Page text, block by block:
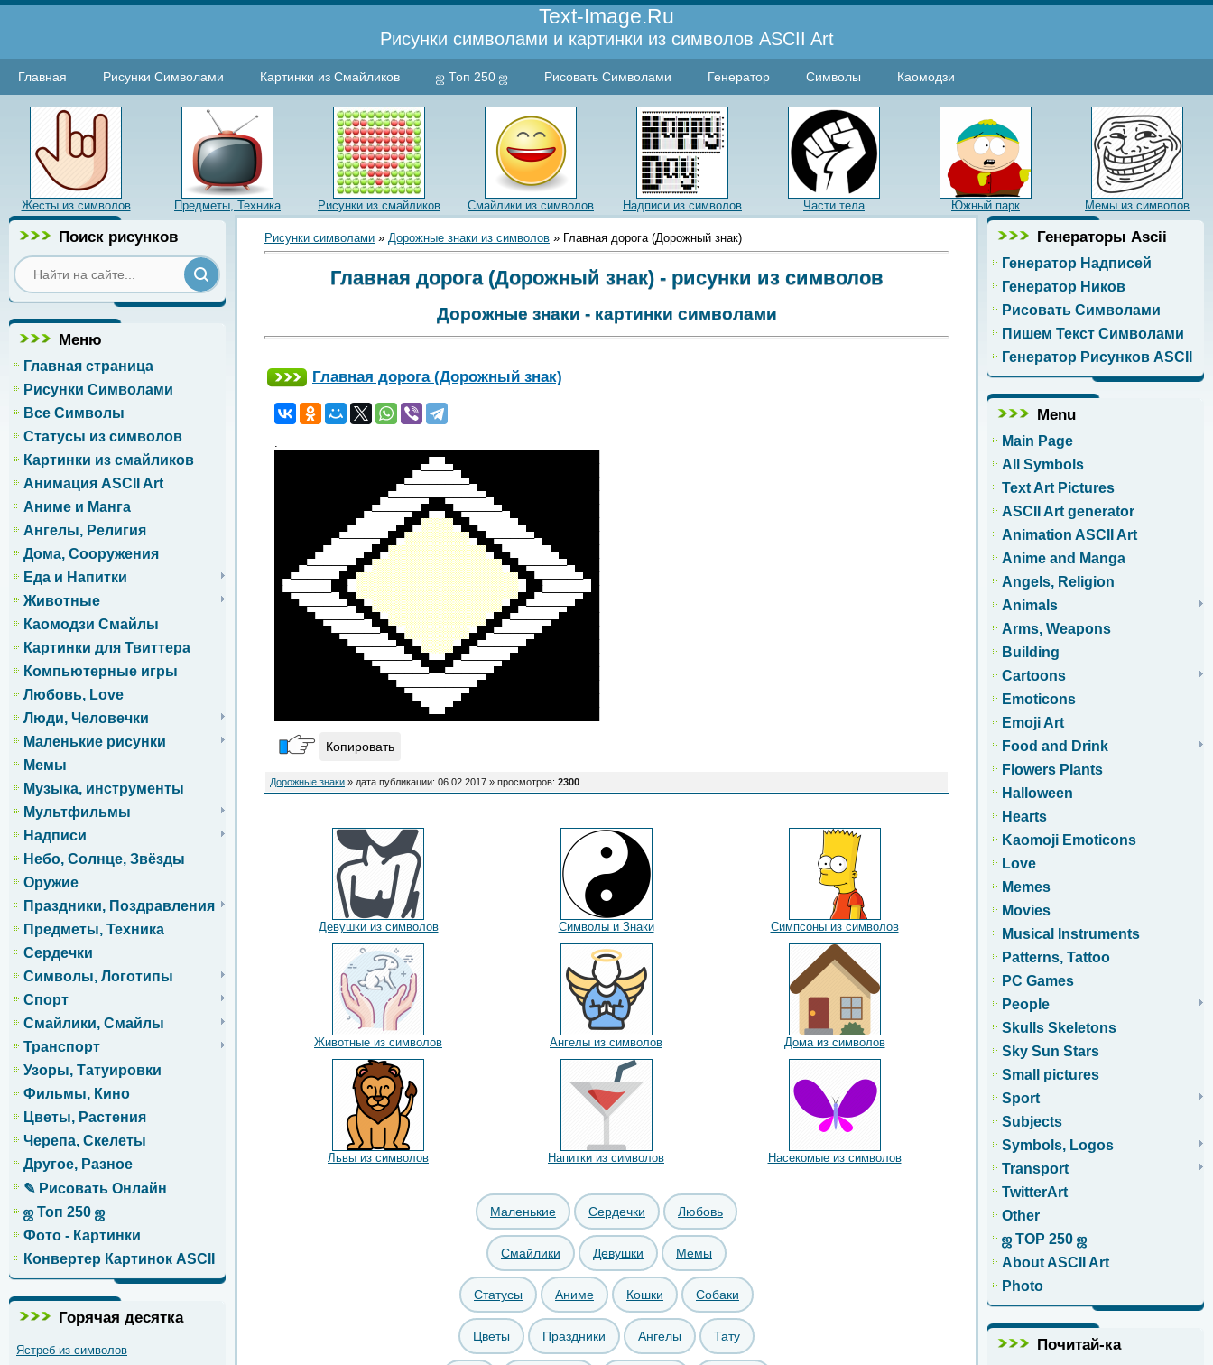
Text-Image.Ru
Рисунки символами и картинки из символов ASCII Art
Главная Рисунки Символами Картинки из Смайликов ஜ Топ 250 ஜ Рисовать Символами Генератор Символы Каомодзи
Жесты из символов Предметы, Техника Рисунки из смайликов Смайлики из символов Надписи из символов Части тела Южный парк Мемы из символов
Поиск рисунков
Меню
Главная страница
Рисунки Символами
Все Символы
Статусы из символов
Картинки из смайликов
Анимация ASCII Art
Аниме и Манга
Ангелы, Религия
Дома, Сооружения
Еда и Напитки
Животные
Каомодзи Смайлы
Картинки для Твиттера
Компьютерные игры
Любовь, Love
Люди, Человечки
Маленькие рисунки
Мемы
Музыка, инструменты
Мультфильмы
Надписи
Небо, Солнце, Звёзды
Оружие
Праздники, Поздравления
Предметы, Техника
Сердечки
Символы, Логотипы
Спорт
Смайлики, Смайлы
Транспорт
Узоры, Татуировки
Фильмы, Кино
Цветы, Растения
Черепа, Скелеты
Другое, Разное
✎ Рисовать Онлайн
ஜ Топ 250 ஜ
Фото - Картинки
Конвертер Картинок ASCII
Горячая десятка
Ястреб из символов
Рисунки символами » Дорожные знаки из символов » Главная дорога (Дорожный знак)
Главная дорога (Дорожный знак) - рисунки из символов
Дорожные знаки - картинки символами
Главная дорога (Дорожный знак)
.
███████████████████▀▀███████████████████
█████████████████▀────▀█████████████████
███████████████▀────────▀███████████████
█████████████▀─────▄▄─────▀█████████████
███████████▀─────▄█▀▀█▄─────▀███████████
█████████▀─────▄█▀░░░░▀█▄─────▀█████████
███████▀─────▄█▀░░░░░░░░▀█▄─────▀███████
█████▀─────▄█▀░░░░░░░░░░░░▀█▄─────▀█████
███▀─────▄█▀░░░░░░░░░░░░░░░░▀█▄─────▀███
█▀─────▄█▀░░░░░░░░░░░░░░░░░░░░▀█▄─────▀█
█▄─────▀█▄░░░░░░░░░░░░░░░░░░░░▄█▀─────▄█
███▄─────▀█▄░░░░░░░░░░░░░░░░▄█▀─────▄███
█████▄─────▀█▄░░░░░░░░░░░░▄█▀─────▄█████
███████▄─────▀█▄░░░░░░░░▄█▀─────▄███████
█████████▄─────▀█▄░░░░▄█▀─────▄█████████
███████████▄─────▀█▄▄█▀─────▄███████████
█████████████▄─────▀▀─────▄█████████████
███████████████▄────────▄███████████████
█████████████████▄────▄█████████████████
███████████████████▄▄███████████████████
Копировать
Дорожные знаки » дата публикации: 06.02.2017 » просмотров: 2300
Девушки из символов Символы и Знаки Симпсоны из символов
Животные из символов Ангелы из символов Дома из символов
Львы из символов Напитки из символов Насекомые из символов
Маленькие Сердечки Любовь
Смайлики Девушки Мемы
Статусы Аниме Кошки Собаки
Цветы Праздники Ангелы Тату
Генераторы Ascii
Генератор Надписей
Генератор Ников
Рисовать Символами
Пишем Текст Символами
Генератор Рисунков ASCII
Menu
Main Page
All Symbols
Text Art Pictures
ASCII Art generator
Animation ASCII Art
Anime and Manga
Angels, Religion
Animals
Arms, Weapons
Building
Cartoons
Emoticons
Emoji Art
Food and Drink
Flowers Plants
Halloween
Hearts
Kaomoji Emoticons
Love
Memes
Movies
Musical Instruments
Patterns, Tattoo
PC Games
People
Skulls Skeletons
Sky Sun Stars
Small pictures
Sport
Subjects
Symbols, Logos
Transport
TwitterArt
Other
ஜ TOP 250 ஜ
About ASCII Art
Photo
Почитай-ка